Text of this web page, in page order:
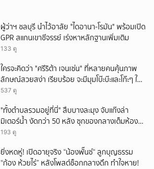
ผู้ว่าฯ ชลบุรี นำไว้อาลัย "ไดอานา-โรมัน" พร้อมเปิด
GPR สแกนเขาชีจรรย์ เร่งหาหลักฐานเพิ่มเติม
133 ดู
ใครจะคิดว่า "ศรีริต้า เจนเซ่น" ที่หลายคนคุ้นภาพ
ลักษณ์สวยสง่า เรียบร้อย จะมีมุมโบ๊ะบ๊ะและโก๊ะๆ ให้
ได้อมยิ้มเหมือนกัน งานนี้ทำเอาแฟนๆ ทั้งเอ็นดูทั้ง
537 ดู
"ทั้งตำบลรวมอยู่ที่นี่" สืบบางละมุง จับแก๊งล่า
มิเตอร์น้ำ งัดกว่า 50 หลัง ซุกของกลางเต็มห้อง
สารภาพขายหาเงินซื้อยา จ.ชลบุรี
193 ดู
ยิ่งหดหู่! เปิดอายุจริง “น้องพั๊นซ์“ ลูกบุญธรรม
“ก้อง ห้วยไร่” หลังโพสต์ช็อกกลางดึก ทำใจหาย!